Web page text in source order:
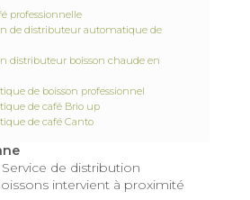
professionnelle
de distributeur automatique de
distributeur boisson chaude en
de boisson professionnel
de café Brio up
de café Canto
de distribution
intervient à proximité